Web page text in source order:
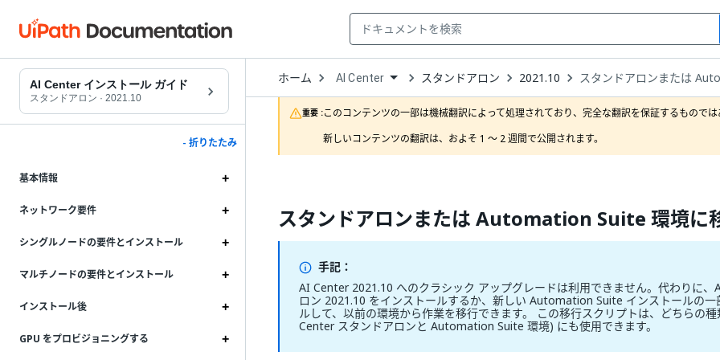
AI Center インストール ガイド
スタンドアロン · 2021.10
- 折りたたみ
基本情報
ネットワーク要件
シングルノードの要件とインストール
マルチノードの要件とインストール
インストール後
GPU をプロビジョニングする
ホーム Open
Dropdown
to
choose
product
AI Center スタンドアロン 2021.10 スタンドアロンまたは
重要 :このコンテンツの一部は機械翻訳によって処理されており、完全な翻訳を保証するもので
新しいコンテンツの翻訳は、およそ 1 ～ 2 週間で公開されます。
スタンドアロンまたは Automation Suite 環境に
手記：
AI Center 2021.10 へのクラシック アップグレードは利用できません。代わりに
ロン 2021.10 をインストールするか、新しい Automation Suite インストールの一
ルして、以前の環境から作業を移行できます。 この移行スクリプトは、どちらの
Center スタンドアロンと Automation Suite 環境) にも使用できます。